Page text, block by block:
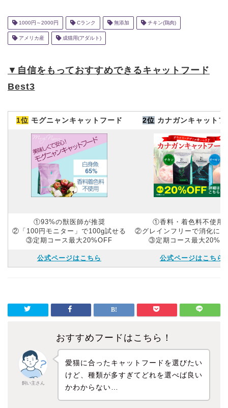
1000円～2000円 Cランク 無添加 チキン(鶏肉)
アメリカ産 成猫用(アダルト)
▼ 自信をもっておすすめできるキャットフード
Best3
1位 モグニャンキャットフード 2位 カナガンキャットフ
①93%の獣医師が推奨
②「100円モニター」で100g試せる
③定期コース最大20%OFF
①香料・着色料不使用
②グレインフリーで消化に
③定期コース最大
公式ページはこちら 公式ページはこちら
おすすめフードはこちら！
飼い主さん
愛猫に合ったキャットフードを選びたい
けど、種類が多すぎてどれを選べば良い
かわからない…